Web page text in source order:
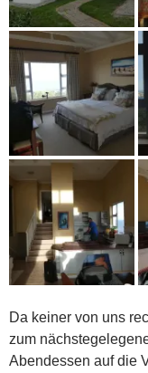
Da keiner von uns
zum
Abendessen auf die